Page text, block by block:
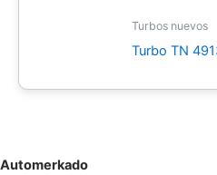
Turbos nuevos
Turbo TN
Automerkado